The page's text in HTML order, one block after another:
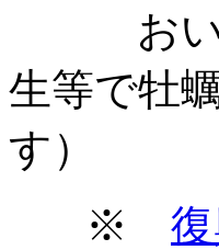
おいし
生等で牡
す）
※